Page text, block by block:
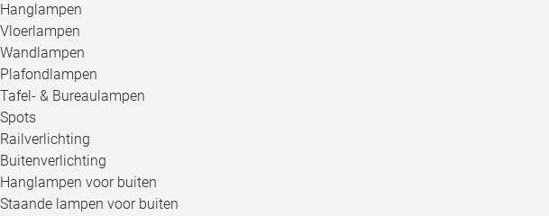
Hanglampen
Vloerlampen
Wandlampen
Plafondlampen
Tafel- & Bureaulampen
Spots
Railverlichting
Buitenverlichting
Hanglampen voor buiten
Staande lampen voor buiten